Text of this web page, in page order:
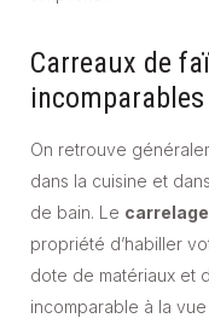
Carreaux de
incomparables
On retrouve
dans la cuisine et
de bain. Le
propriété d’habiller
dote de matériaux et
incomparable à la